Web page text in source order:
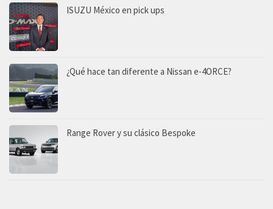
ISUZU México en pick ups
¿Qué hace tan diferente a Nissan e-4ORCE?
Range Rover y su clásico Bespoke